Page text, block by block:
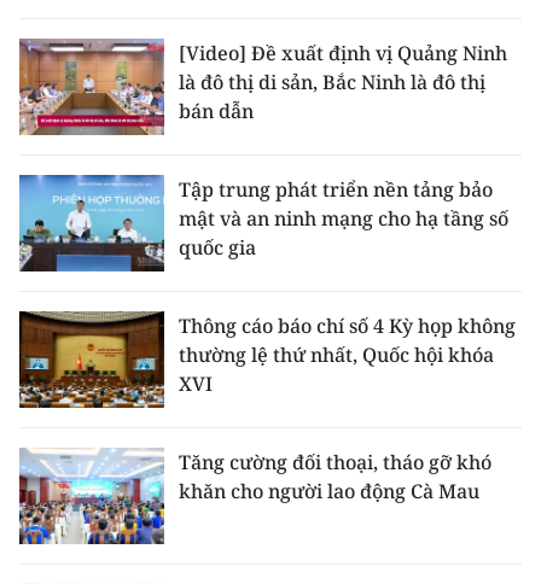
[Video] Đề xuất định vị Quảng Ninh
là đô thị di sản, Bắc Ninh là đô thị
bán dẫn
Tập trung phát triển nền tảng bảo
mật và an ninh mạng cho hạ tầng số
quốc gia
Thông cáo báo chí số 4 Kỳ họp không
thường lệ thứ nhất, Quốc hội khóa
XVI
Tăng cường đối thoại, tháo gỡ khó
khăn cho người lao động Cà Mau